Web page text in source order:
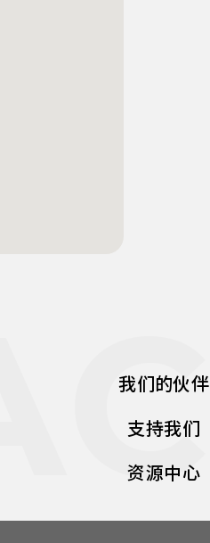
我们的伙伴
支持我们
资源中心